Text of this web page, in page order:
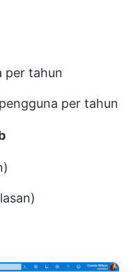
per tahun
per tahun